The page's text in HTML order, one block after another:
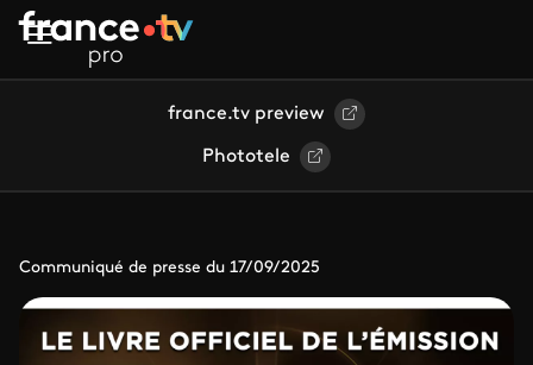
Aller au contenu principal
france.tv preview
Phototele
Communiqué de presse du 17/09/2025